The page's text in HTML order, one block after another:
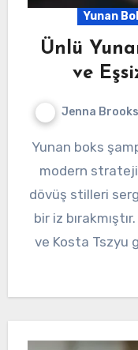
Yunan
Ünlü
ve
Jenna Brooks
Yunan boks şampiyonları, geleneksel teknikleri
modern
dövüş stilleri
bir iz
ve Kosta Tszyu